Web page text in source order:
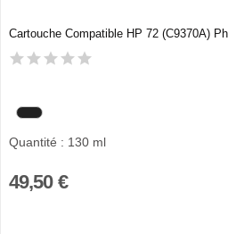
Cartouche Compatible HP 72 (C9370A)
Quantité : 130 ml
49,50 €